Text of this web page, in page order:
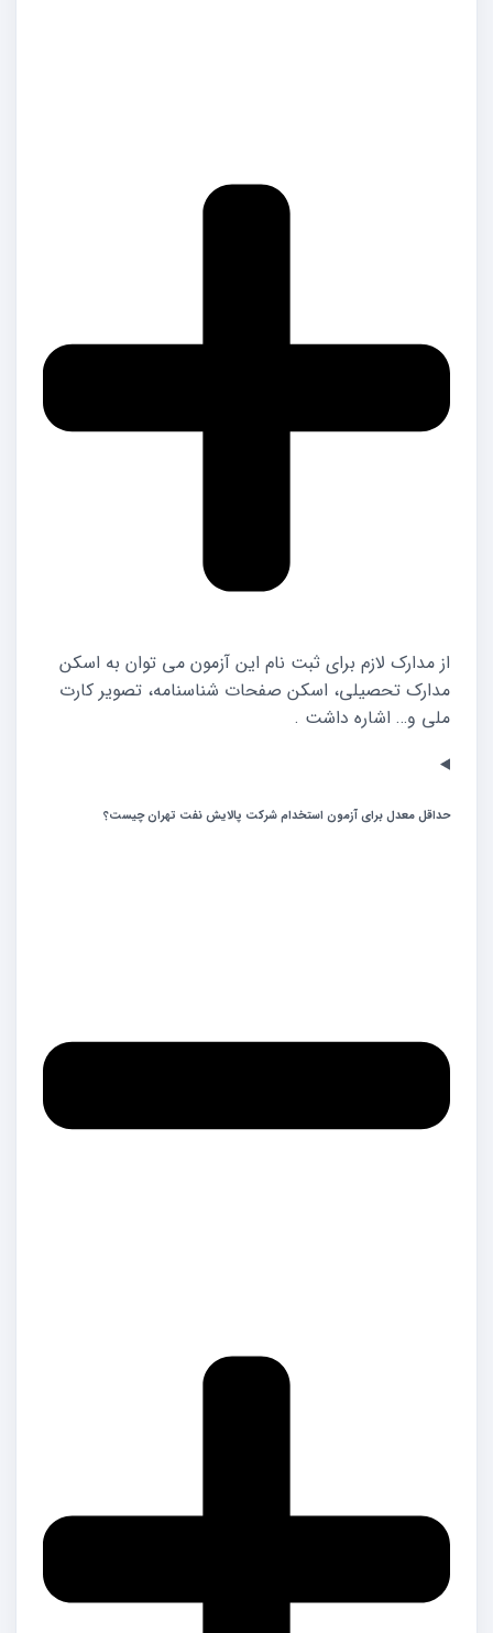
از مدارک لازم برای ثبت نام این آزمون می توان به اسکن
مدارک تحصیلی، اسکن صفحات شناسنامه، تصویر کارت
ملی و… اشاره داشت .
حداقل معدل برای آزمون استخدام شرکت پالایش نفت تهران چیست؟